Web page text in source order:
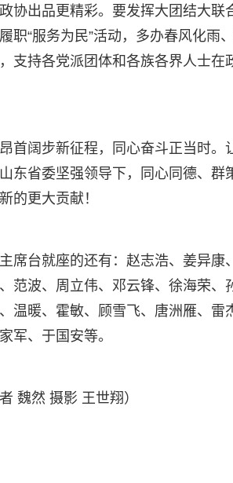
协出品更精彩。要发挥大团结大联
职“服务为民”活动，多办春风化
支持各党派团体和各族各界人士
首阔步新征程，同心奋斗正当时
东省委坚强领导下，同心同德、
的更大贡献！
席台就座的还有：赵志浩、姜异
范波、周立伟、邓云锋、徐海荣
温暖、霍敏、顾雪飞、唐洲雁、
军、于国安等。
魏然 摄影 王世翔）